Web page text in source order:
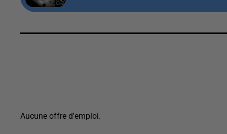
Aucune offre d'emploi.